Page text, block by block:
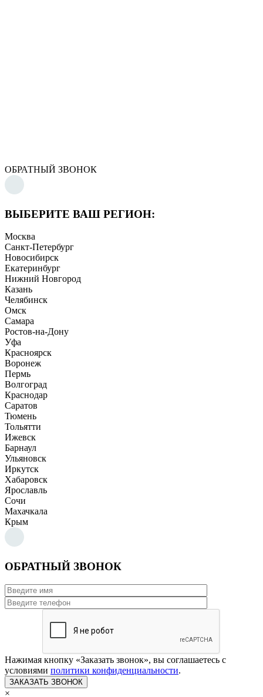
ОБРАТНЫЙ ЗВОНОК
ВЫБЕРИТЕ ВАШ РЕГИОН:
Москва
Санкт-Петербург
Новосибирск
Екатеринбург
Нижний Новгород
Казань
Челябинск
Омск
Самара
Ростов-на-Дону
Уфа
Красноярск
Воронеж
Пермь
Волгоград
Краснодар
Саратов
Тюмень
Тольятти
Ижевск
Барнаул
Ульяновск
Иркутск
Хабаровск
Ярославль
Сочи
Махачкала
Крым
ОБРАТНЫЙ ЗВОНОК
Нажимая кнопку «Заказать звонок», вы соглашаетесь с
условиями политики конфиденциальности.
×